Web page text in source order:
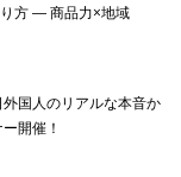
り方 ― 商品力×地域
国人のリアルな本音か
開催！